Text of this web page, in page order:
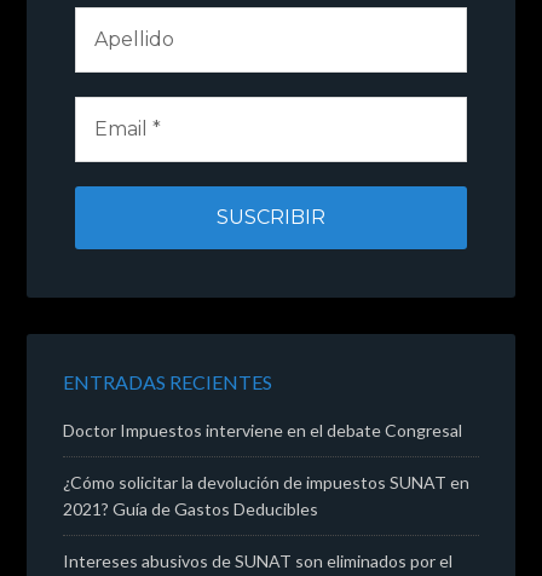
ENTRADAS RECIENTES
Doctor Impuestos interviene en el debate Congresal
¿Cómo solicitar la devolución de impuestos SUNAT en
2021? Guía de Gastos Deducibles
Intereses abusivos de SUNAT son eliminados por el